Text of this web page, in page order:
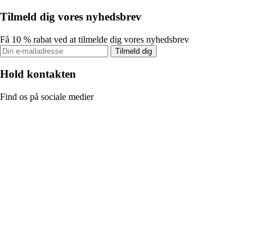
Tilmeld dig vores nyhedsbrev
Få 10 % rabat ved at tilmelde dig vores nyhedsbrev
Tilmeld dig
Hold kontakten
Find os på sociale medier